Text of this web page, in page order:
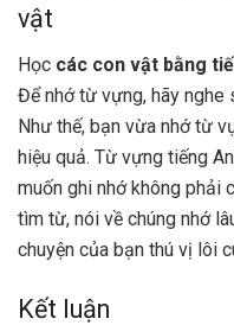
vật
Học các con vật bằng
Để nhớ từ vựng, hãy
Như thế, bạn vừa nhớ từ
hiệu quả. Từ vựng tiếng
muốn ghi nhớ không phải
tìm từ, nói về chúng nhớ
chuyện của bạn thú vị lôi
Kết luận